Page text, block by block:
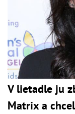
V lietadle ju
Matrix a